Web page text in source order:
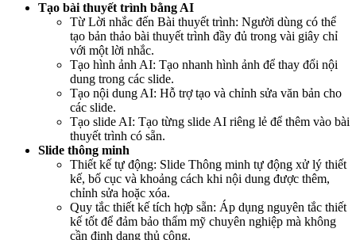
Tạo bài thuyết trình bằng AI
Từ Lời nhắc đến Bài thuyết trình: Người dùng có thể
tạo bản thảo bài thuyết trình đầy đủ trong vài giây chỉ
với một lời nhắc.
Tạo hình ảnh AI: Tạo nhanh hình ảnh để thay đổi nội
dung trong các slide.
Tạo nội dung AI: Hỗ trợ tạo và chỉnh sửa văn bản cho
các slide.
Tạo slide AI: Tạo từng slide AI riêng lẻ để thêm vào bài
thuyết trình có sẵn.
Slide thông minh
Thiết kế tự động: Slide Thông minh tự động xử lý thiết
kế, bố cục và khoảng cách khi nội dung được thêm,
chỉnh sửa hoặc xóa.
Quy tắc thiết kế tích hợp sẵn: Áp dụng nguyên tắc thiết
kế tốt để đảm bảo thẩm mỹ chuyên nghiệp mà không
cần định dạng thủ công.